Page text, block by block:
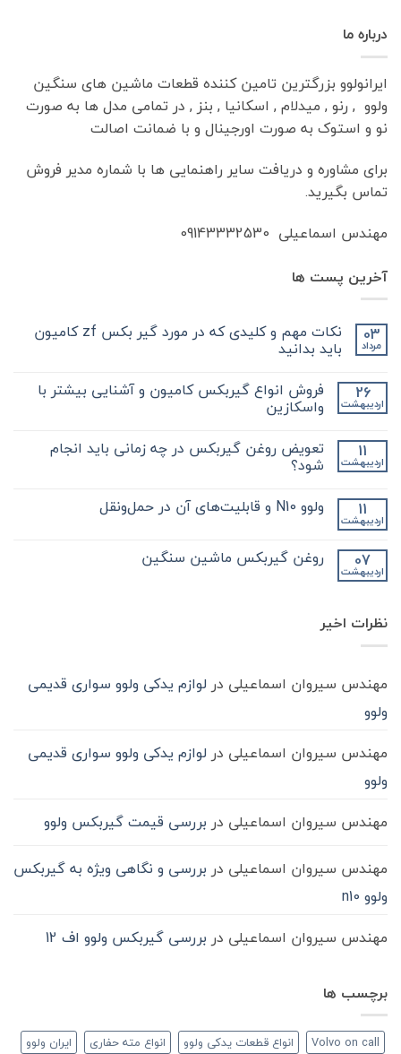
درباره ما
ایرانولوو بزرگترین تامین کننده قطعات ماشین های سنگین
ولوو , رنو , میدلام , اسکانیا , بنز , در تمامی مدل ها به صورت
نو و استوک به صورت اورجینال و با ضمانت اصالت
برای مشاوره و دریافت سایر راهنمایی ها با شماره مدیر فروش
تماس بگیرید.
مهندس اسماعیلی 09143332530
آخرین پست ها
03
مرداد
نکات مهم و کلیدی که در مورد گیر بکس zf کامیون
باید بدانید
دیدگاهی
نکات
مهم
کلیدی
در
مورد
بکس
کامیون
باید
نشده 26
اردیبهشت
فروش انواع گیربکس کامیون و آشنایی بیشتر با
واسکازین
برای
فروش
انواع
و
آشنایی
واسکازین
ثبت
نشده 11
اردیبهشت
تعویض روغن گیربکس در چه زمانی باید انجام
شود؟
برای
تعویض
در
چه
ثبت
نشده 11
اردیبهشت
ولوو N10 و قابلیت‌های آن در حمل‌ونقل
ولوو
N10
حمل‌ونقل
ثبت
نشده 07
اردیبهشت
روغن گیربکس ماشین سنگین
گیربکس
ماشیننظرات اخیر
مهندس سیروان اسماعیلی در لوازم یدکی ولوو سواری قدیمی
ولوو
مهندس سیروان اسماعیلی در لوازم یدکی ولوو سواری قدیمی
ولوو
مهندس سیروان اسماعیلی در بررسی قیمت گیربکس ولوو
مهندس سیروان اسماعیلی در بررسی و نگاهی ویژه به گیربکس
ولوو n10
مهندس سیروان اسماعیلی در بررسی گیربکس ولوو اف 12
برچسب ها
Volvo on call انواع قطعات یدکی ولوو انواع مته حفاری
ایران ولوو